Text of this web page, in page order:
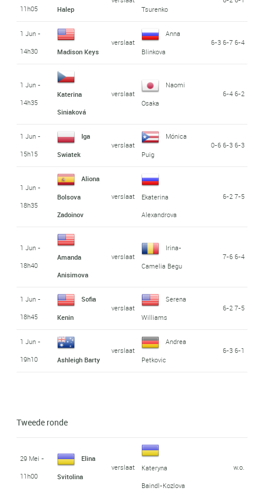
11h05 Halep
Tsurenko
1 Jun -
14h30
Madison Keys
verslaat
Anna
Blinkova
6-3 6-7 6-4
1 Jun -
14h35
Katerina
Siniaková
verslaat
Naomi
Osaka
6-4 6-2
1 Jun -
15h15
Iga
Swiatek
verslaat
Mónica
Puig
0-6 6-3 6-3
1 Jun -
18h35
Aliona
Bolsova
Zadoinov
verslaat
Ekaterina
Alexandrova
6-2 7-5
1 Jun -
18h40
Amanda
Anisimova
verslaat
Irina-
Camelia Begu
7-6 6-4
1 Jun -
18h45
Sofia
Kenin
verslaat
Serena
Williams
6-2 7-5
1 Jun -
19h10
Ashleigh Barty
verslaat
Andrea
Petkovic
6-3 6-1
Tweede ronde
29 Mei -
11h00
Elina
Svitolina
verslaat
Kateryna
Baindl-Kozlova
w.o.